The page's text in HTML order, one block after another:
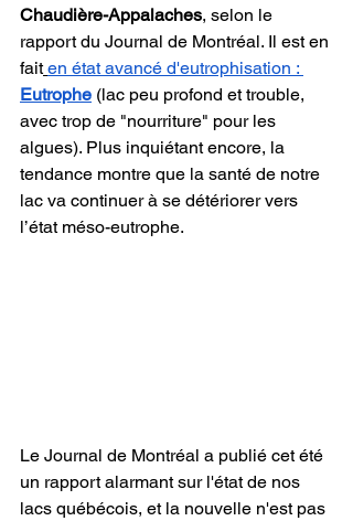
Chaudière-Appalaches, selon le
rapport du Journal de Montréal. Il est en
fait en état avancé d'eutrophisation :
Eutrophe (lac peu profond et trouble,
avec trop de "nourriture" pour les
algues). Plus inquiétant encore, la
tendance montre que la santé de notre
lac va continuer à se détériorer vers
l’état méso-eutrophe.
Le Journal de Montréal a publié cet été
un rapport alarmant sur l'état de nos
lacs québécois, et la nouvelle n'est pas